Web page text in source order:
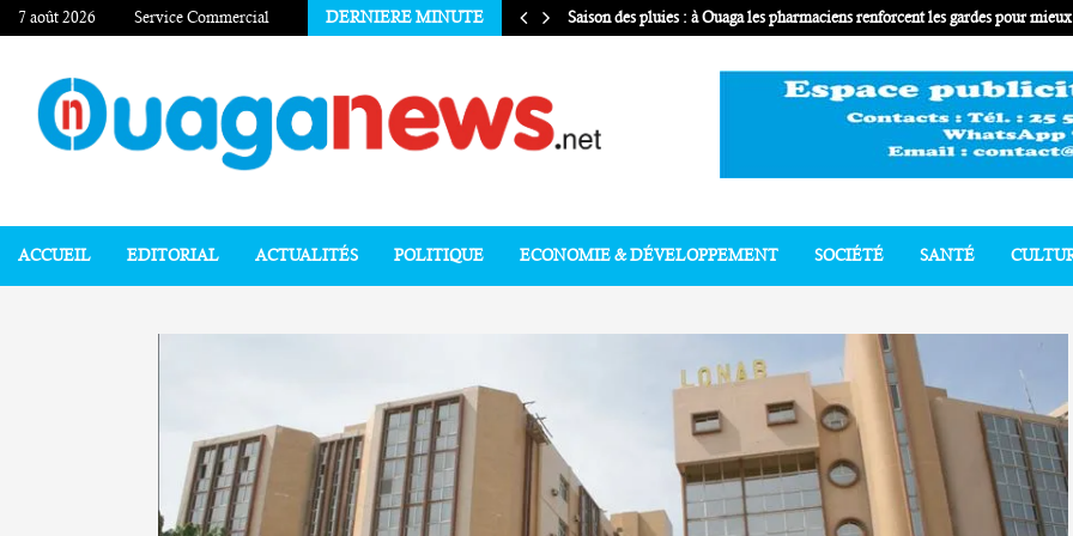
7 août 2026 Service Commercial DERNIERE MINUTE Saison des pluies : à Ouaga les pharmaciens renforcent les gardes pour
ACCUEIL EDITORIAL ACTUALITÉS POLITIQUE ECONOMIE & DÉVELOPPEMENT SOCIÉTÉ SANTÉ